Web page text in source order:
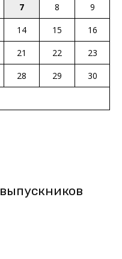
7 8
9
14 15
16
21 22
23
28 29
30